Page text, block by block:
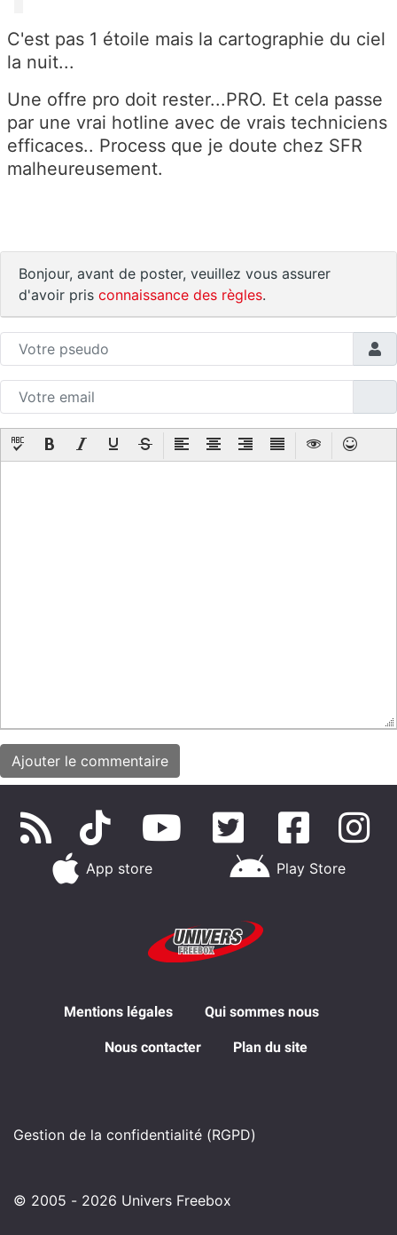
C'est pas 1 étoile mais la cartographie du ciel
la nuit...
Une offre pro doit rester...PRO. Et cela passe
par une vrai hotline avec de vrais techniciens
efficaces.. Process que je doute chez SFR
malheureusement.
Bonjour, avant de poster, veuillez vous assurer
d'avoir pris connaissance des règles.
App store Play Store
Mentions légales Qui sommes nous
Nous contacter Plan du site
Gestion de la confidentialité (RGPD)
© 2005 - 2026 Univers Freebox